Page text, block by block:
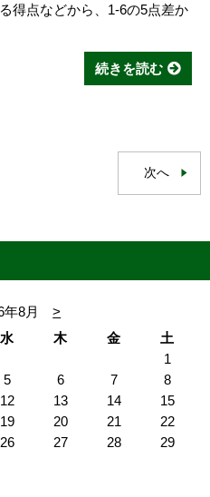
得点などから、1-6の5点差か
続きを読む
次へ
年8月
>
水 木 金
土
1
5 6 7
8
12 13 14
15
19 20 21
22
26 27 28
29